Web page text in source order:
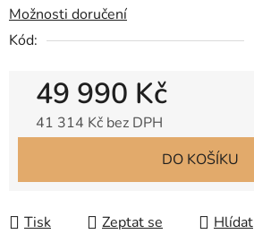
Možnosti doručení
Kód:
49 990 Kč
41 314 Kč bez DPH
DO KOŠÍKU
Tisk Zeptat se Hlídat